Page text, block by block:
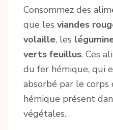
Consommez des
que les viandes
volaille, les
verts feuillus. Ces
du fer hémique, qui
absorbé par le
hémique présent
végétales.